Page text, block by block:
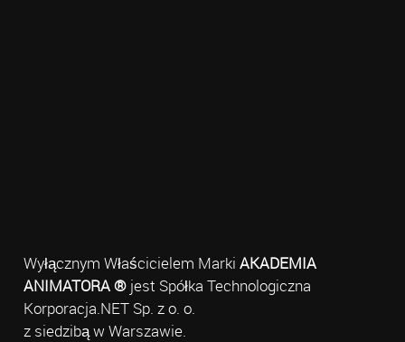
Wyłącznym Właścicielem Marki AKADEMIA
ANIMATORA ®jest Spółka Technologiczna
Korporacja.NET Sp. z o. o.
z siedzibą w Warszawie.